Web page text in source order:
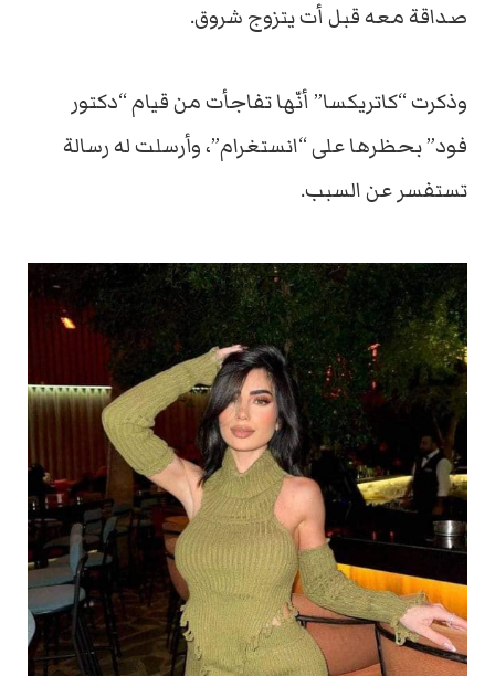
صداقة معه قبل أت يتزوج شروق.
وذكرت “كاتريكسا” أنّها تفاجأت من قيام “دكتور
فود” بحظرها على “انستغرام”، وأرسلت له رسالة
تستفسر عن السبب.